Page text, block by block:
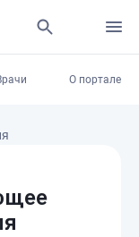
О портале